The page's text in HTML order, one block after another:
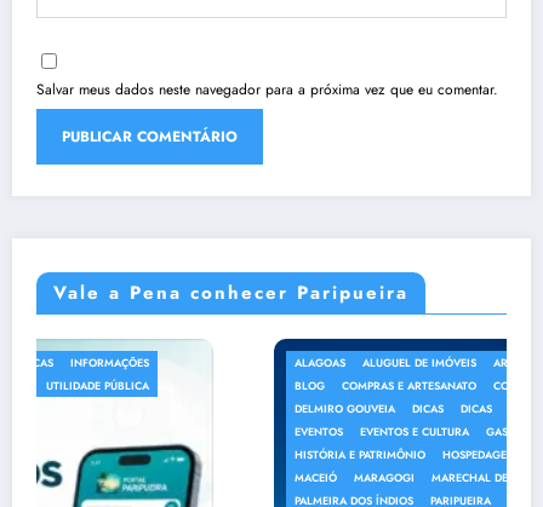
Salvar meus dados neste navegador para a próxima vez que eu comentar.
Vale a Pena conhecer Paripueira
ALAGOAS ALUGUEL DE IMÓVEIS ARAPIRACA
BARRA DE SÃO MIGUEL
BLOG
COMPRAS E ARTESANATO CORURIPE
CURIOSIDADES
DICAS DE VIAGEM
ECOTURISMO
GASTRONOMIA
GASTRONOMIA
HISTÓRIA E PATRIMÔNIO
INFORMAÇÕES
JAPARATINGA
MACEIÓ
MARAGOGI MARECHAL DEODORO NOTÍCIAS
NOTÍCIAS
PALMEIRA DOS ÍNDIOS
PARIPUEIRA PASSEIO PASSEIOS
PENEDO